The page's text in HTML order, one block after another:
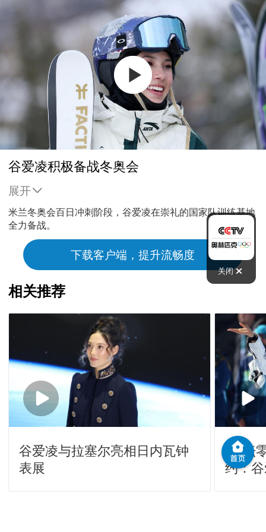
谷爱凌积极备战冬奥会
展开
米兰冬奥会百日冲刺阶段，谷爱凌在崇礼的国家队训练基地
全力备战。
下载客户端，提升流畅度
相关推荐
谷爱凌与拉塞尔亮相日内瓦钟
表展
[体坛
约：
关闭